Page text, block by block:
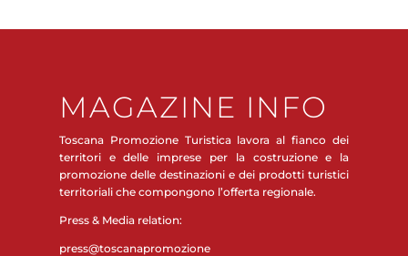
MAGAZINE INFO
Toscana Promozione Turistica lavora al fianco dei
territori e delle imprese per la costruzione e la
promozione delle destinazioni e dei prodotti turistici
territoriali che compongono l’offerta regionale.
Press & Media relation:
press@toscanapromozione